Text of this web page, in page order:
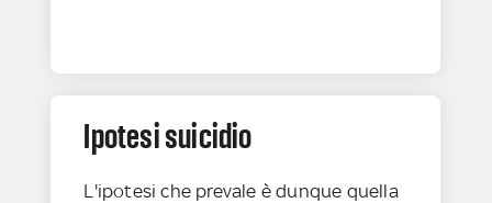
Ipotesi suicidio
L'ipotesi che prevale è dunque quella